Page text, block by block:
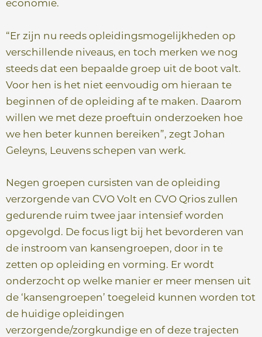
economie.
“Er zijn nu reeds opleidingsmogelijkheden op
verschillende niveaus, en toch merken we nog
steeds dat een bepaalde groep uit de boot valt.
Voor hen is het niet eenvoudig om hieraan te
beginnen of de opleiding af te maken. Daarom
willen we met deze proeftuin onderzoeken hoe
we hen beter kunnen bereiken”, zegt Johan
Geleyns, Leuvens schepen van werk.
Negen groepen cursisten van de opleiding
verzorgende van CVO Volt en CVO Qrios zullen
gedurende ruim twee jaar intensief worden
opgevolgd. De focus ligt bij het bevorderen van
de instroom van kansengroepen, door in te
zetten op opleiding en vorming. Er wordt
onderzocht op welke manier er meer mensen uit
de ‘kansengroepen’ toegeleid kunnen worden tot
de huidige opleidingen
verzorgende/zorgkundige en of deze trajecten